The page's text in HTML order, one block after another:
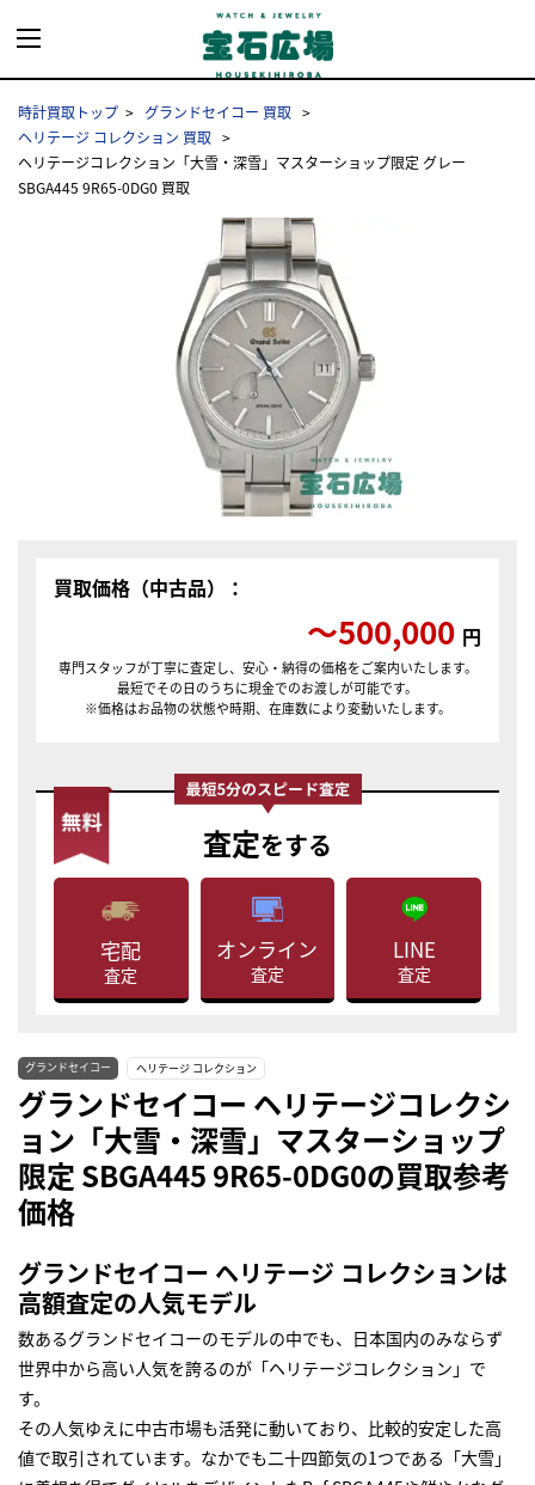
時計買取トップ
グランドセイコー 買取
ヘリテージ コレクション 買取
ヘリテージコレクション「大雪・深雪」マスターショップ限定 グレー
SBGA445 9R65-0DG0 買取
買取価格（中古品）：
〜500,000 円
専門スタッフが丁寧に査定し、安心・納得の価格をご案内いたします。
最短でその日のうちに現金でのお渡しが可能です。
※価格はお品物の状態や時期、在庫数により変動いたします。
査定をする
宅配
査定
オンライン
査定
LINE
査定
グランドセイコー ヘリテージ コレクション
グランドセイコー ヘリテージコレクシ
ョン「大雪・深雪」マスターショップ
限定 SBGA445 9R65-0DG0の買取参考
価格
グランドセイコー ヘリテージ コレクションは
高額査定の人気モデル
数あるグランドセイコーのモデルの中でも、日本国内のみならず
世界中から高い人気を誇るのが「ヘリテージコレクション」で
す。
その人気ゆえに中古市場も活発に動いており、比較的安定した高
値で取引されています。なかでも二十四節気の1つである「大雪」